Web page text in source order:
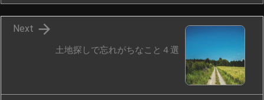
土地探しで忘れがちなこと４選

Next